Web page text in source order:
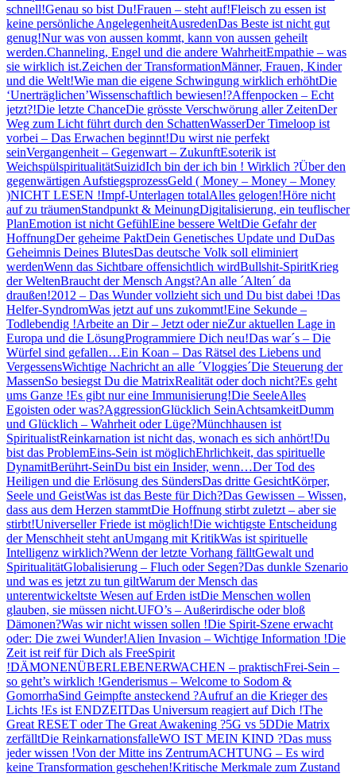
schnell!Genau so bist Du!Frauen – steht auf!Fleisch zu essen ist
keine persönliche AngelegenheitAusredenDas Beste ist nicht gut
genug!Nur was von aussen kommt, kann von aussen geheilt
werden.Channeling, Engel und die andere WahrheitEmpathie – was
sie wirklich ist.Zeichen der TransformationMänner, Frauen, Kinder
und die Welt!Wie man die eigene Schwingung wirklich erhöhtDie
‘Unerträglichen’Wissenschaftlich bewiesen!?Affenpocken – Echt
jetzt?!Die letzte ChanceDie grösste Verschwörung aller ZeitenDer
Weg zum Licht führt durch den SchattenWasserDer Timeloop ist
vorbei – Das Erwachen beginnt!Du wirst nie perfekt
seinVergangenheit – Gegenwart – ZukunftEsoterik ist
WeichspülspiritualitätSuizidIch bin der ich bin ! Wirklich ?Über den
gegenwärtigen AufstiegsprozessGeld ( Money – Money – Money
)NICHT LESEN !Impf-Unterlagen totalAlles gelogen!Höre nicht
auf zu träumenStandpunkt & MeinungDigitalisierung, ein teuflischer
PlanEmotion ist nicht GefühlEine bessere WeltDie Gefahr der
HoffnungDer geheime PaktDein Genetisches Update und DuDas
Geheimnis Deines BlutesDas deutsche Volk soll eliminiert
werdenWenn das Sichtbare offensichtlich wirdBullshit-SpiritKrieg
der WeltenBraucht der Mensch Angst?An alle ´Alten´ da
draußen!2012 – Das Wunder vollzieht sich und Du bist dabei !Das
Helfer-SyndromWas jetzt auf uns zukommt!Eine Sekunde –
Todlebendig !Arbeite an Dir – Jetzt oder nieZur aktuellen Lage in
Europa und die LösungProgrammiere Dich neu!Das war´s – Die
Würfel sind gefallen…Ein Koan – Das Rätsel des Liebens und
VergessensWichtige Nachricht an alle ´Vloggies´Die Steuerung der
MassenSo besiegst Du die MatrixRealität oder doch nicht?Es geht
ums Ganze !Es gibt nur eine Immunisierung!Die SeeleAlles
Egoisten oder was?AggressionGlücklich SeinAchtsamkeitDumm
und Glücklich – Wahrheit oder Lüge?Münchhausen ist
SpiritualistReinkarnation ist nicht das, wonach es sich anhört!Du
bist das ProblemEins-Sein ist möglichEhrlichkeit, das spirituelle
DynamitBerührt-SeinDu bist ein Insider, wenn…Der Tod des
Heiligen und die Erlösung des SündersDas dritte GesichtKörper,
Seele und GeistWas ist das Beste für Dich?Das Gewissen – Wissen,
dass aus dem Herzen stammtDie Hoffnung stirbt zuletzt – aber sie
stirbt!Universeller Friede ist möglich!Die wichtigste Entscheidung
der Menschheit steht anUmgang mit KritikWas ist spirituelle
Intelligenz wirklich?Wenn der letzte Vorhang fälltGewalt und
SpiritualitätGlobalisierung – Fluch oder Segen?Das dunkle Szenario
und was es jetzt zu tun giltWarum der Mensch das
unterentwickeltste Wesen auf Erden istDie Menschen wollen
glauben, sie müssen nicht.UFO’s – Außerirdische oder bloß
Dämonen?Was wir nicht wissen sollen !Die Spirit-Szene erwacht
oder: Die zwei Wunder!Alien Invasion – Wichtige Information !Die
Zeit ist reif für Dich als FreeSpirit
!DÄMONENÜBERLEBENERWACHEN – praktischFrei-Sein –
so geht’s wirklich !Genderismus – Welcome to Sodom &
GomorrhaSind Geimpfte ansteckend ?Aufruf an die Krieger des
Lichts !Es ist ENDZEITDas Universum reagiert auf Dich !The
Great RESET oder The Great Awakening ?5G vs 5DDie Matrix
zerfälltDie ReinkarnationsfalleWO IST MEIN KIND ?Das muss
jeder wissen !Von der Mitte ins ZentrumACHTUNG – Es wird
keine Transformation geschehen!Kritische Merkmale zum Zustand